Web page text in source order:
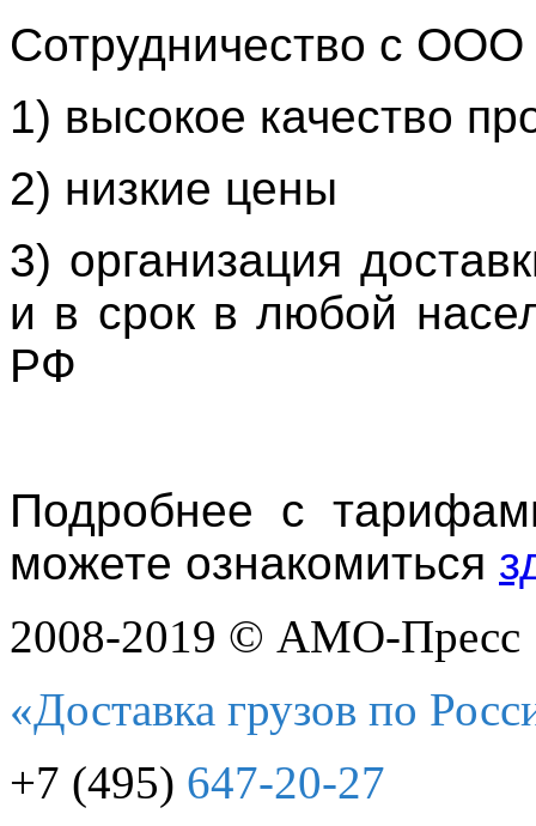
Сотрудничество с
1) высокое качество
2) низкие цены
3) организация
и в срок в любой
РФ
Подробнее с
можете ознакомиться
2008-2019 © АМО-Пресс
«Доставка грузов по
+7 (495) 647-20-27